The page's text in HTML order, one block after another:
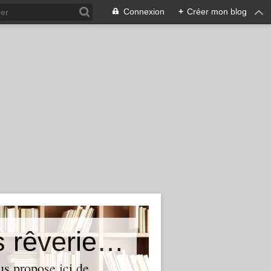
Connexion + Créer mon blog
Au coeur de mes lectures et mes rêveries...